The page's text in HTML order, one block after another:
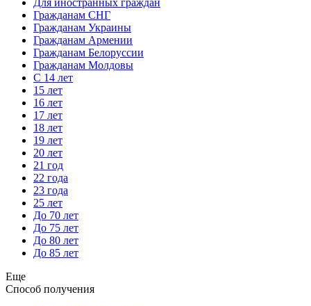
Для иностранных граждан
Гражданам СНГ
Гражданам Украины
Гражданам Армении
Гражданам Белоруссии
Гражданам Молдовы
С 14 лет
15 лет
16 лет
17 лет
18 лет
19 лет
20 лет
21 год
22 года
23 года
25 лет
До 70 лет
До 75 лет
До 80 лет
До 85 лет
Еще
Способ получения